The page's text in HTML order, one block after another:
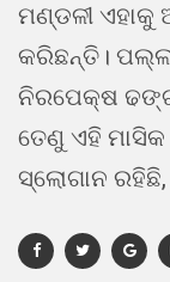
ମଣ୍ଡଳୀ ଏହାକୁ
କରିଛନ୍ତି।
ନିରପେକ୍ଷ
ତେଣୁ ଏହି
ସ୍ଲୋଗାନ